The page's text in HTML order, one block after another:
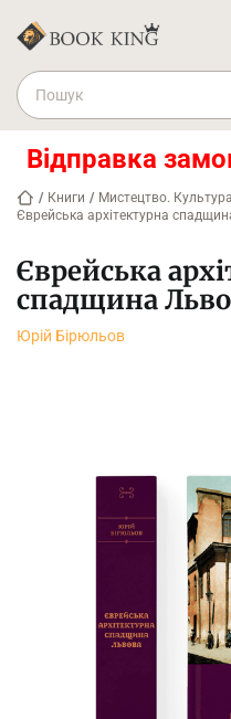
Відправка
/ Книги / Мистецтво.
Єврейська архітектурна
Єврейська
спадщина
Юрій Бірюльов